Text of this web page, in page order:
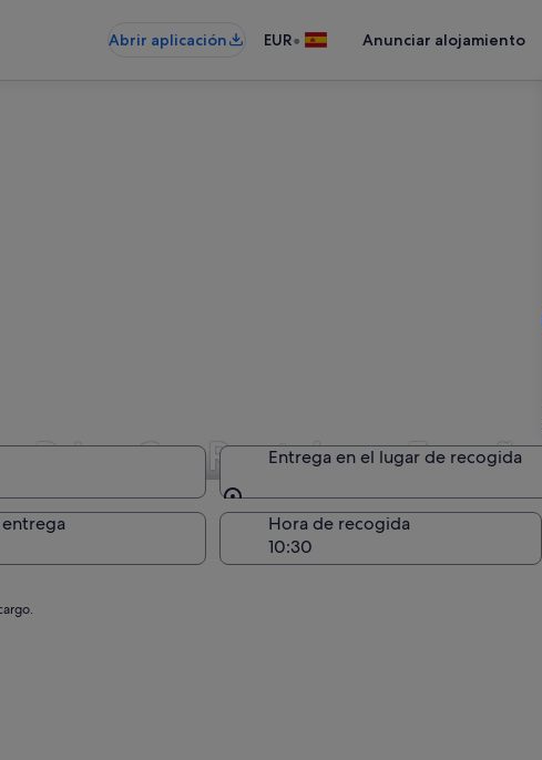
Abrir aplicación EUR• Anunciar alojamiento
Car Rentals en España
Entrega en el lugar de recogida
Entrega en el lugar de recogida
Hora de recogida